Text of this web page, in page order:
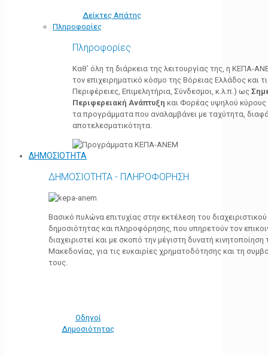
Δείκτες Απάτης
Πληροφορίες
Πληροφορίες
Καθ’ όλη τη διάρκεια της λειτουργίας της, η ΚΕΠΑ-
τον επιχειρηματικό κόσμο της Βόρειας Ελλάδος και
Περιφέρειες, Επιμελητήρια, Σύνδεσμοι, κ.λ.π.) ως
Περιφερειακή Ανάπτυξη και Φορέας υψηλού κύρους
τα προγράμματα που αναλαμβάνει με ταχύτητα,
αποτελεσματικότητα.
ΔΗΜΟΣΙΟΤΗΤΑ
ΔΗΜΟΣΙΟΤΗΤΑ - ΠΛΗΡΟΦΟΡΗΣΗ
Βασικό πυλώνα επιτυχίας στην εκτέλεση του
δημοσιότητας και πληροφόρησης, που υπηρετούν τον
διαχειριστεί και με σκοπό την μέγιστη δυνατή
Μακεδονίας, για τις ευκαιρίες χρηματοδότησης και τη
τους.
Οδηγοί
Δημοσιότητας